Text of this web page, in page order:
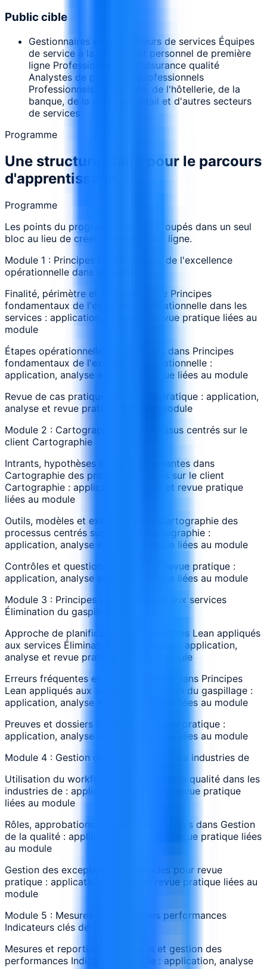
Public cible
Gestionnaires et superviseurs de services Équipes
de service à la clientèle et personnel de première
ligne Professionnels de l'assurance qualité
Analystes de processus professionnels
Professionnels de la santé, de l'hôtellerie, de la
banque, de la vente au détail et d'autres secteurs
de services
Programme
Une structure claire pour le parcours
d'apprentissage.
Programme
Les points du programme sont regroupés dans un seul
bloc au lieu de créer un module par ligne.
Module 1 : Principes fondamentaux de l'excellence
opérationnelle dans les services
Finalité, périmètre et vocabulaire de Principes
fondamentaux de l'excellence opérationnelle dans les
services : application, analyse et revue pratique liées au
module
Étapes opérationnelles et décisions dans Principes
fondamentaux de l'excellence opérationnelle :
application, analyse et revue pratique liées au module
Revue de cas pratique pour revue pratique : application,
analyse et revue pratique liées au module
Module 2 : Cartographie des processus centrés sur le
client Cartographie
Intrants, hypothèses et parties prenantes dans
Cartographie des processus centrés sur le client
Cartographie : application, analyse et revue pratique
liées au module
Outils, modèles et exemples pour Cartographie des
processus centrés sur le client Cartographie :
application, analyse et revue pratique liées au module
Contrôles et questions de suivi sur revue pratique :
application, analyse et revue pratique liées au module
Module 3 : Principes Lean appliqués aux services
Élimination du gaspillage
Approche de planification pour Principes Lean appliqués
aux services Élimination du gaspillage : application,
analyse et revue pratique liées au module
Erreurs fréquentes et signaux d’alerte dans Principes
Lean appliqués aux services Élimination du gaspillage :
application, analyse et revue pratique liées au module
Preuves et dossiers produits par revue pratique :
application, analyse et revue pratique liées au module
Module 4 : Gestion de la qualité dans les industries de
Utilisation du workflow de Gestion de la qualité dans les
industries de : application, analyse et revue pratique
liées au module
Rôles, approbations et passages de relais dans Gestion
de la qualité : application, analyse et revue pratique liées
au module
Gestion des exceptions et escalades pour revue
pratique : application, analyse et revue pratique liées au
module
Module 5 : Mesures et gestion des performances
Indicateurs clés de
Mesures et reporting de Mesures et gestion des
performances Indicateurs clés de : application, analyse